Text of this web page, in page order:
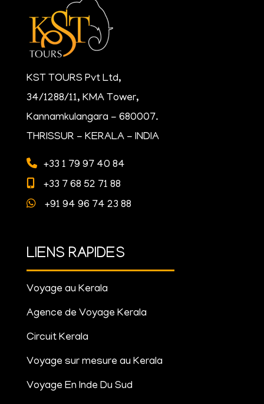
KST TOURS Pvt Ltd,
34/1288/11, KMA Tower,
Kannamkulangara - 680007.
THRISSUR - KERALA - INDIA
+33 1 79 97 40 84
+33 7 68 52 71 88
+91 94 96 74 23 88
LIENS RAPIDES
Voyage au Kerala
Agence de Voyage Kerala
Circuit Kerala
Voyage sur mesure au Kerala
Voyage En Inde Du Sud